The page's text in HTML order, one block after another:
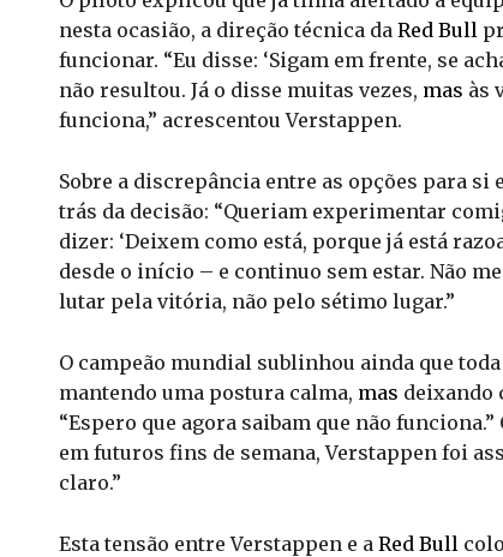
nesta ocasião, a direção técnica da Red Bull
funcionar. “Eu disse: ‘Sigam em frente, se
não resultou. Já o disse muitas vezes, mas às
funciona,” acrescentou Verstappen.
Sobre a discrepância entre as opções para
trás da decisão: “Queriam experimentar
dizer: ‘Deixem como está, porque já está
desde o início – e continuo sem estar. Não
lutar pela vitória, não pelo sétimo lugar.”
O campeão mundial sublinhou ainda que
mantendo uma postura calma, mas deixando
“Espero que agora saibam que não
em futuros fins de semana, Verstappen foi
claro.”
Esta tensão entre Verstappen e a Red Bull